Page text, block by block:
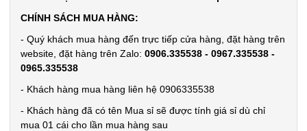
CHÍNH SÁCH MUA HÀNG:
- Quý khách mua hàng đến trực tiếp cửa hàng, đặt hàng trên
website, đặt hàng trên Zalo: 0906.335538 - 0967.335538 -
0965.335538
- Khách hàng mua hàng liên hệ 0906335538
- Khách hàng đã có tên Mua sỉ sẽ được tính giá sỉ dù chỉ
mua 01 cái cho lần mua hàng sau
GIÁ: